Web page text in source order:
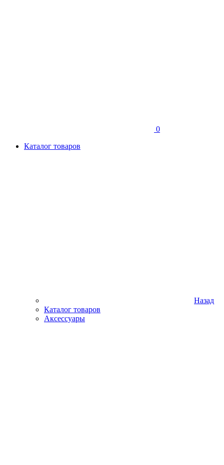
0
Каталог товаров
Назад
Каталог товаров
Аксессуары